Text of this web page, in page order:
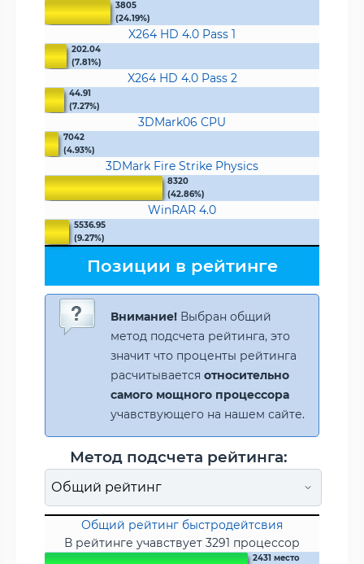
3805
(24.19%)
X264 HD 4.0 Pass 1
202.04
(7.81%)
X264 HD 4.0 Pass 2
44.91
(7.27%)
3DMark06 CPU
7042
(4.93%)
3DMark Fire Strike Physics
8320
(42.86%)
WinRAR 4.0
5536.95
(9.27%)
Позиции в рейтинге
Внимание! Выбран общий
метод подсчета рейтинга, это
значит что проценты рейтинга
расчитывается относительно
самого мощного процессора
учавствующего на нашем сайте.
Метод подсчета рейтинга:
Общий рейтинг быстродейтсвия
В рейтинге учавствует 3291 процессор
2431 место